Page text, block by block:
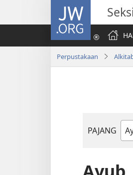
JW.ORG
Perpustakaan
PAJANG